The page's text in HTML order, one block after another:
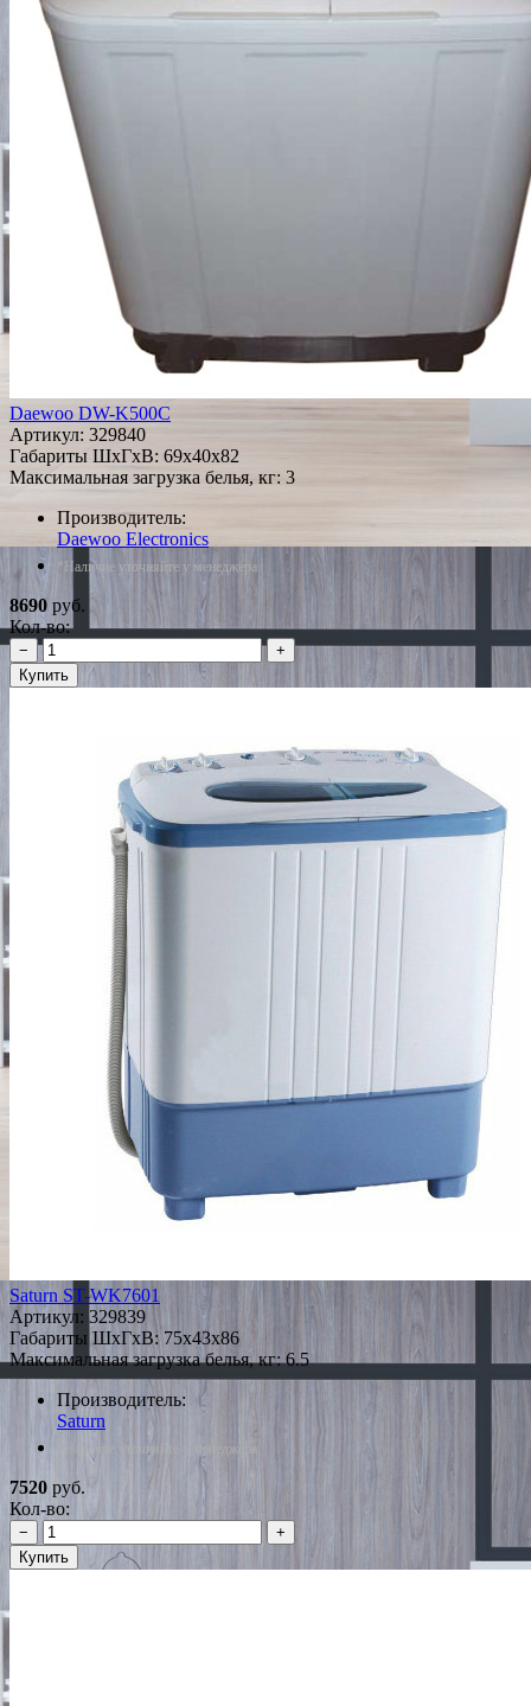
Daewoo DW-K500C
Артикул: 329840
Габариты ШxГxВ: 69x40x82
Максимальная загрузка белья, кг: 3
Производитель:
Daewoo Electronics
*Наличие уточняйте у менеджера
8690 руб.
Кол-во:
−
+
Купить
Saturn ST-WK7601
Артикул: 329839
Габариты ШxГxВ: 75x43x86
Максимальная загрузка белья, кг: 6.5
Производитель:
Saturn
*Наличие уточняйте у менеджера
7520 руб.
Кол-во:
−
+
Купить